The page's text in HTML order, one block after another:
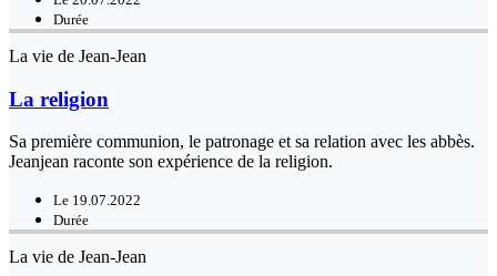
Durée
La vie de Jean-Jean
La religion
Sa première communion, le patronage et sa relation avec les abbès.
Jeanjean raconte son expérience de la religion.
Le 19.07.2022
Durée
La vie de Jean-Jean